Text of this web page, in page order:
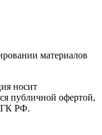
материалов
носит
публичной офертой,
ГК РФ.